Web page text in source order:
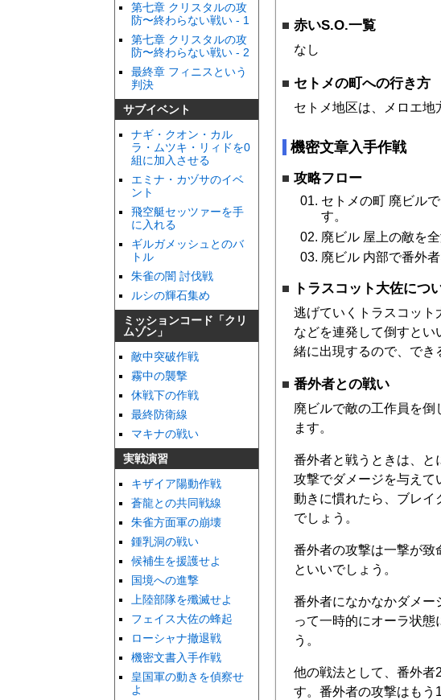
第七章 クリスタルの攻
防〜終わらない戦い - 1
第七章 クリスタルの攻
防〜終わらない戦い - 2
最終章 フィニスという
判決
サブイベント
ナギ・クオン・カル
ラ・ムツキ・リィドを0
組に加入させる
エミナ・カヅサのイベ
ント
飛空艇セッツァーを手
に入れる
ギルガメッシュとのバ
トル
朱雀の闇 討伐戦
ルシの輝石集め
ミッションコード「クリ
ムゾン」
敵中突破作戦
霧中の襲撃
休戦下の作戦
最終防衛線
マキナの戦い
実戦演習
キザイア陽動作戦
蒼龍との共同戦線
朱雀方面軍の崩壊
鍾乳洞の戦い
候補生を援護せよ
国境への進撃
上陸部隊を殲滅せよ
フェイス大佐の蜂起
ローシャナ撤退戦
機密文書入手作戦
皇国軍の動きを偵察せ
よ
赤いS.O.一覧
なし
セトメの町への行き方
セトメ地区は、メロエ地
機密文章入手作戦
攻略フロー
セトメの町 廃ビル
す。
廃ビル 屋上の敵を全
廃ビル 内部で番外者
トラスコット大佐につ
逃げていくトラスコット
などを連発して倒すとい
緒に出現するので、でき
番外者との戦い
廃ビルで敵の工作員を倒
ます。
番外者と戦うときは、と
攻撃でダメージを与え
動きに慣れたら、ブレイ
でしょう。
番外者の攻撃は一撃が致
といいでしょう。
番外者になかなかダメー
って一時的にオーラ状態
う。
他の戦法として、番外者
す。番外者の攻撃はも